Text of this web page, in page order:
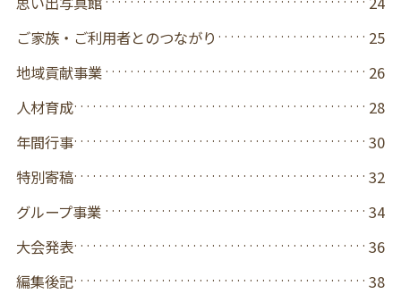
ご家族・ご利用者とのつながり
25
地域貢献事業
26
人材育成
28
年間行事
30
特別寄稿
32
グループ事業
34
大会発表
36
編集後記
38